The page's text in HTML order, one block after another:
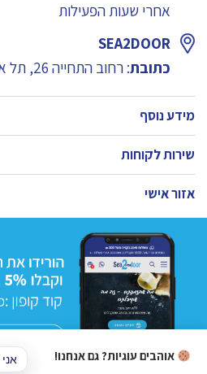
אחרי שעות הפעילות
SEA2DOOR
כתובת: רחוב התחייה 26, תל אביב
מידע נוסף
שירות לקוחות
אזור אישי
אוהבים עוגיות? גם אנחנו!